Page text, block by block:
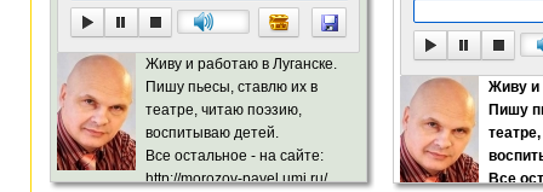
Живу и работаю в Луганске.
Пишу пьесы, ставлю их в
театре, читаю поэзию,
воспитываю детей.
Все остальное - на сайте:
http://morozov-pavel.umi.ru/
Живу и
Пишу
Все